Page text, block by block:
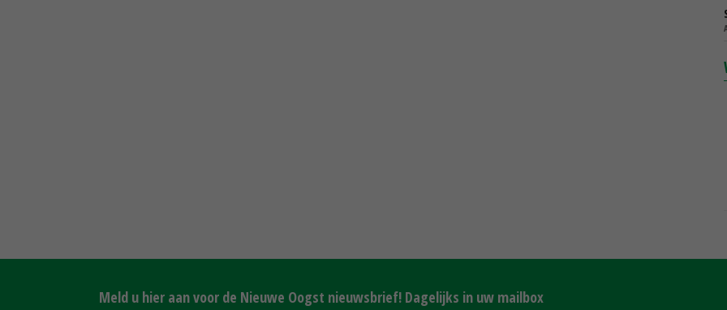
Meld u hier aan voor de Nieuwe Oogst nieuwsbrief! Dagelijks in uw mailbox